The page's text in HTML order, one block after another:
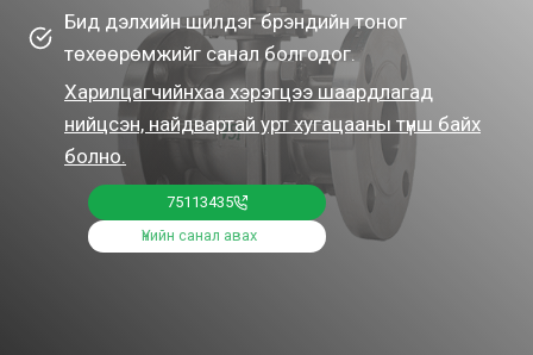
Бид дэлхийн шилдэг брэндийн тоног
төхөөрөмжийг санал болгодог.
Харилцагчийнхаа хэрэгцээ шаардлагад
нийцсэн, найдвартай урт хугацааны түнш байх
болно.
75113435
Үнийн санал авах